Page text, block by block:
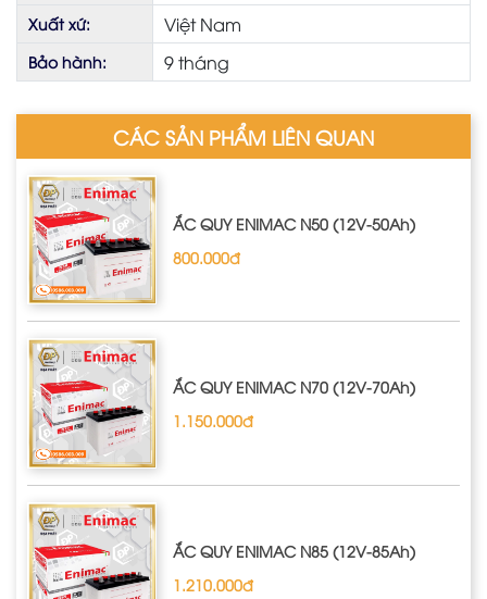
Xuất xứ: Việt Nam
Bảo hành: 9 tháng
CÁC SẢN PHẨM LIÊN QUAN
ẮC QUY ENIMAC N50 (12V-50Ah)
800.000đ
ẮC QUY ENIMAC N70 (12V-70Ah)
1.150.000đ
ẮC QUY ENIMAC N85 (12V-85Ah)
1.210.000đ